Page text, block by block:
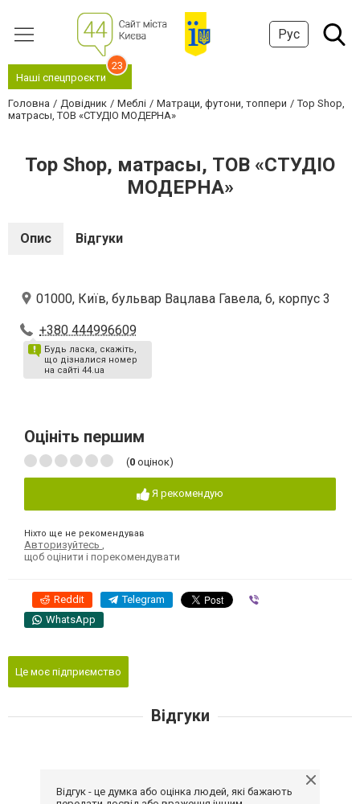
Рус
Наші спецпроєкти
23
Головна Довідник Меблі Матраци, футони, топпери
Top Shop,
матрасы, ТОВ «СТУДІО МОДЕРНА»
Top Shop, матрасы, ТОВ «СТУДІО
МОДЕРНА»
Опис Відгуки
01000, Київ, бульвар Вацлава Гавела, 6, корпус 3
+380 444996609
Будь ласка, скажіть,
що дізналися номер
на сайті 44.ua
Оцініть першим
(0 оцінок)
Я рекомендую
Ніхто ще не рекомендував
Авторизуйтесь
щоб оцінити і порекомендувати
Reddit Telegram
WhatsApp
Це моє підприємство
Відгуки
Відгук - це думка або оцінка людей, які бажають